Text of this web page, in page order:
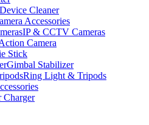
Device Cleaner
Accessories
IP & CCTV Cameras
Camera
Stick
Gimbal Stabilizer
Ring Light & Tripods
Charger